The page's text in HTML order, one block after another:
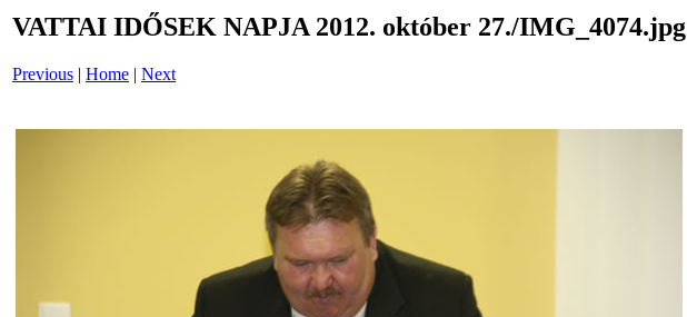
VATTAI IDŐSEK NAPJA 2012. október 27./IMG_4074.jpg
Previous | Home | Next